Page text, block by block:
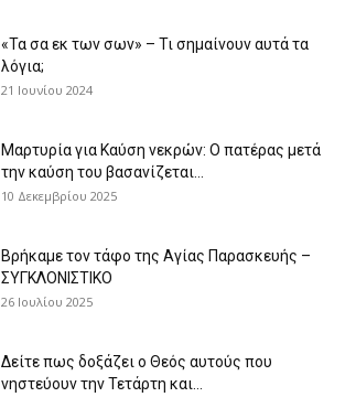
«Τα σα εκ των σων» – Τι σημαίνουν αυτά τα
λόγια;
21 Ιουνίου 2024
Μαρτυρία για Καύση νεκρών: Ο πατέρας μετά
την καύση του βασανίζεται...
10 Δεκεμβρίου 2025
Βρήκαμε τον τάφο της Αγίας Παρασκευής –
ΣΥΓΚΛΟΝΙΣΤΙΚΟ
26 Ιουλίου 2025
Δείτε πως δοξάζει ο Θεός αυτούς που
νηστεύουν την Τετάρτη και...